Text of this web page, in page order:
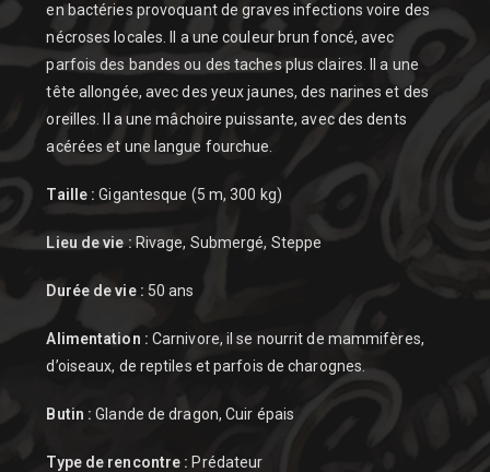
en bactéries provoquant de graves infections voire des
nécroses locales. Il a une couleur brun foncé, avec
parfois des bandes ou des taches plus claires. Il a une
tête allongée, avec des yeux jaunes, des narines et des
oreilles. Il a une mâchoire puissante, avec des dents
acérées et une langue fourchue.
Taille : Gigantesque (5 m, 300 kg)
Lieu de vie : Rivage, Submergé, Steppe
Durée de vie : 50 ans
Alimentation : Carnivore, il se nourrit de mammifères,
d’oiseaux, de reptiles et parfois de charognes.
Butin : Glande de dragon, Cuir épais
Type de rencontre : Prédateur